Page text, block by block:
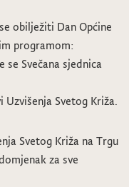
obilježiti Dan Općine
programom:
se Svečana sjednica
Uzvišenja Svetog Križa.
Svetog Križa na Trgu
za sve